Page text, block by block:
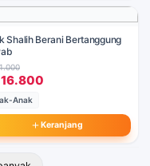
Shalih Berani Bertanggung
16.800
Anak
Keranjang